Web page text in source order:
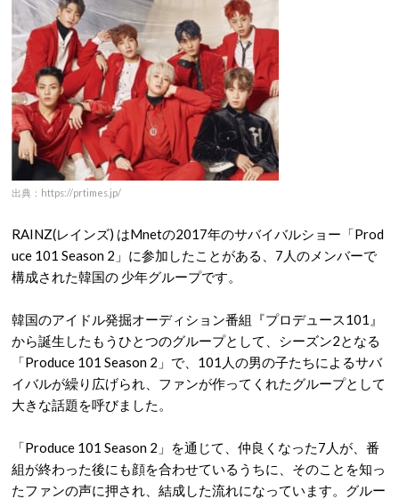
出典：https://prtimes.jp/
RAINZ(レインズ) はMnetの2017年のサバイバルショー「Prod
uce 101 Season 2」に参加したことがある、7人のメンバーで
構成された韓国の 少年グループです。
韓国のアイドル発掘オーディション番組『プロデュース101』
から誕生したもうひとつのグループとして、シーズン2となる
「Produce 101 Season 2」で、101人の男の子たちによるサバ
イバルが繰り広げられ、ファンが作ってくれたグループとして
大きな話題を呼びました。
「Produce 101 Season 2」を通じて、仲良くなった7人が、番
組が終わった後にも顔を合わせているうちに、そのことを知っ
たファンの声に押され、結成した流れになっています。グルー